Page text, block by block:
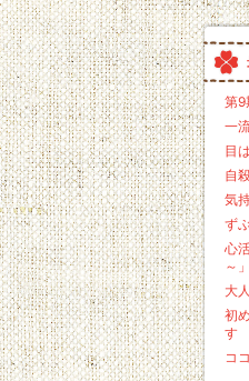
第9
一
目
自
気
ず
心
～」
大
初
す
コ